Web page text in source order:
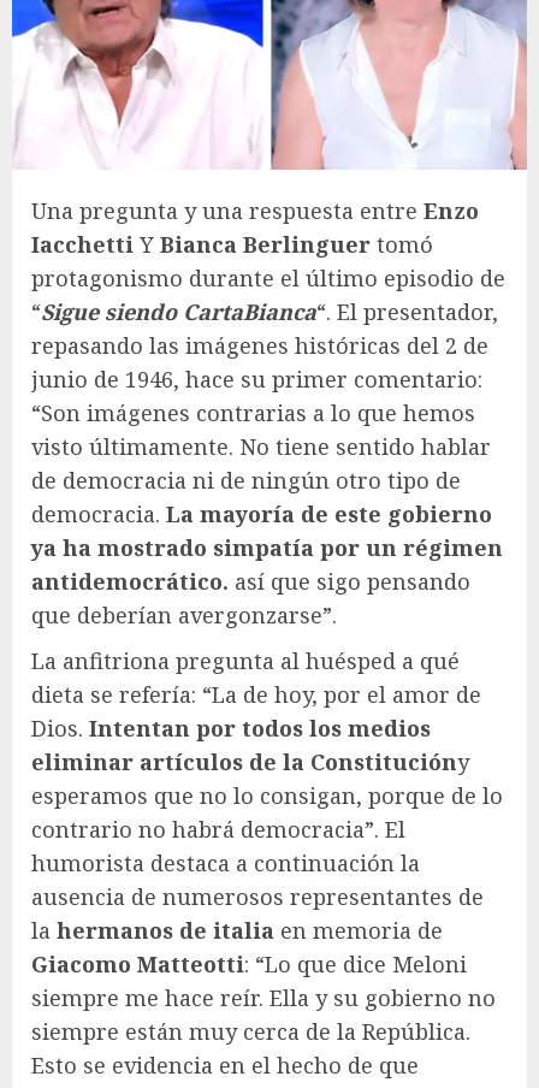
Una pregunta y una respuesta entre Enzo
Iacchetti Y Bianca Berlinguer tomó
protagonismo durante el último episodio de
“Sigue siendo CartaBianca“. El presentador,
repasando las imágenes históricas del 2 de
junio de 1946, hace su primer comentario:
“Son imágenes contrarias a lo que hemos
visto últimamente. No tiene sentido hablar
de democracia ni de ningún otro tipo de
democracia. La mayoría de este gobierno
ya ha mostrado simpatía por un régimen
antidemocrático. así que sigo pensando
que deberían avergonzarse”.
La anfitriona pregunta al huésped a qué
dieta se refería: “La de hoy, por el amor de
Dios. Intentan por todos los medios
eliminar artículos de la Constitucióny
esperamos que no lo consigan, porque de lo
contrario no habrá democracia”. El
humorista destaca a continuación la
ausencia de numerosos representantes de
la hermanos de italia en memoria de
Giacomo Matteotti: “Lo que dice Meloni
siempre me hace reír. Ella y su gobierno no
siempre están muy cerca de la República.
Esto se evidencia en el hecho de que